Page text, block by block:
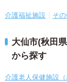
介護福祉施設 そ
大仙市(秋田
から探す
介護老人保健施設（